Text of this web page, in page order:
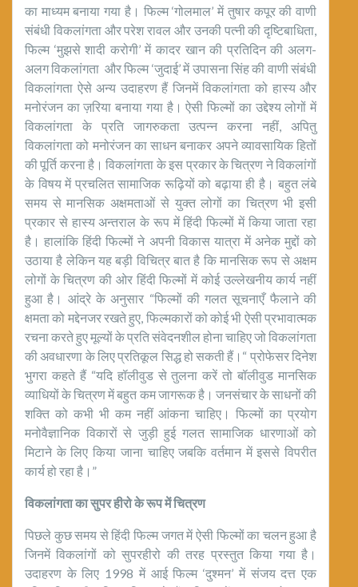
का माध्यम बनाया गया है। फिल्म ‘गोलमाल’ में तुषार कपूर की वाणी
संबंधी विकलांगता और परेश रावल और उनकी पत्नी की दृष्टिबाधिता,
फिल्म ‘मुझसे शादी करोगी’ में कादर खान की प्रतिदिन की अलग-
अलग विकलांगता और फिल्म ‘जुदाई’ में उपासना सिंह की वाणी संबंधी
विकलांगता ऐसे अन्य उदाहरण हैं जिनमें विकलांगता को हास्य और
मनोरंजन का ज़रिया बनाया गया है। ऐसी फिल्मों का उद्देश्य लोगों में
विकलांगता के प्रति जागरुकता उत्पन्न करना नहीं, अपितु
विकलांगता को मनोरंजन का साधन बनाकर अपने व्यावसायिक हितों
की पूर्ति करना है। विकलांगता के इस प्रकार के चित्रण ने विकलांगों
के विषय में प्रचलित सामाजिक रूढ़ियों को बढ़ाया ही है। बहुत लंबे
समय से मानसिक अक्षमताओं से युक्त लोगों का चित्रण भी इसी
प्रकार से हास्य अन्तराल के रूप में हिंदी फिल्मों में किया जाता रहा
है। हालांकि हिंदी फिल्मों ने अपनी विकास यात्रा में अनेक मुद्दों को
उठाया है लेकिन यह बड़ी विचित्र बात है कि मानसिक रूप से अक्षम
लोगों के चित्रण की ओर हिंदी फिल्मों में कोई उल्लेखनीय कार्य नहीं
हुआ है। आंद्रे के अनुसार “फिल्मों की गलत सूचनाएँ फैलाने की
क्षमता को मद्देनजर रखते हुए, फिल्मकारों को कोई भी ऐसी प्रभावात्मक
रचना करते हुए मूल्यों के प्रति संवेदनशील होना चाहिए जो विकलांगता
की अवधारणा के लिए प्रतिकूल सिद्ध हो सकती हैं।“ प्रोफेसर दिनेश
भुगरा कहते हैं “यदि हॉलीवुड से तुलना करें तो बॉलीवुड मानसिक
व्याधियों के चित्रण में बहुत कम जागरूक है। जनसंचार के साधनों की
शक्ति को कभी भी कम नहीं आंकना चाहिए। फिल्मों का प्रयोग
मनोवैज्ञानिक विकारों से जुड़ी हुई गलत सामाजिक धारणाओं को
मिटाने के लिए किया जाना चाहिए जबकि वर्तमान में इससे विपरीत
कार्य हो रहा है।”
विकलांगता का सुपर हीरो के रूप में चित्रण
पिछले कुछ समय से हिंदी फिल्म जगत में ऐसी फिल्मों का चलन हुआ है
जिनमें विकलांगों को सुपरहीरो की तरह प्रस्तुत किया गया है।
उदाहरण के लिए 1998 में आई फिल्म ‘दुश्मन’ में संजय दत्त एक